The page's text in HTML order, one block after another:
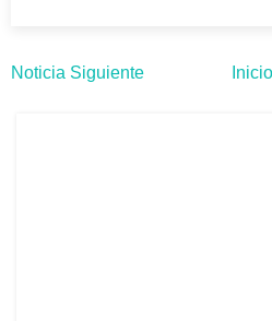
Noticia Siguiente Inicio